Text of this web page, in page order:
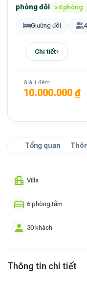
phòng đôi x4 phòng
Giường đôi
Chi tiết
Giá 1 đêm
10.000.000 ₫
Tổng quan
Villa
6 phòng tắm
30 khách
Thông tin chi tiết